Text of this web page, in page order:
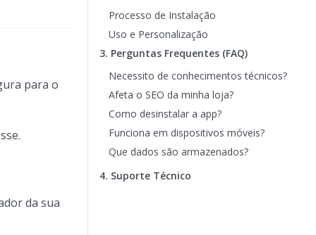
para o
da sua
Processo de Instalação
Uso e Personalização
3. Perguntas Frequentes (FAQ)
Necessito de conhecimentos técnicos?
Afeta o SEO da minha loja?
Como desinstalar a app?
Funciona em dispositivos móveis?
Que dados são armazenados?
4. Suporte Técnico